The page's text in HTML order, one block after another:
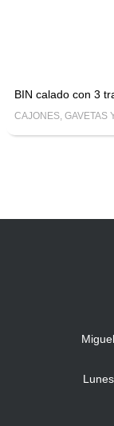
BIN calado con 3
CAJONES, GAVETAS